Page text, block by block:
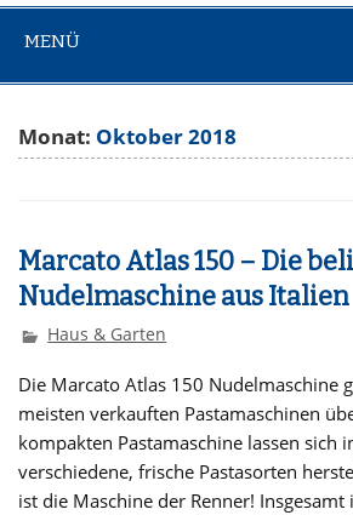
MENÜ
Monat: Oktober 2018
Marcato Atlas 150 – Die
Nudelmaschine aus Italien
Haus & Garten
Die Marcato Atlas 150 Nudelmaschine
meisten verkauften Pastamaschinen
kompakten Pastamaschine lassen sich
verschiedene, frische Pastasorten
ist die Maschine der Renner! Insgesamt